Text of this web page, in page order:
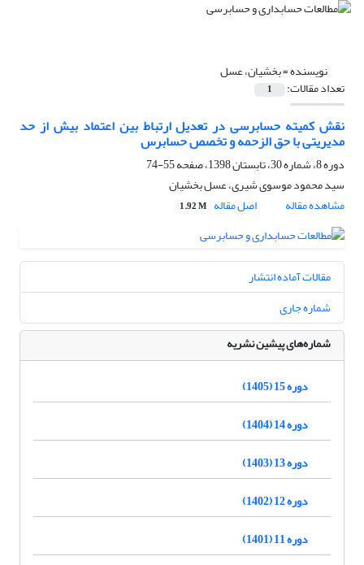
نویسنده =بخشیان، عسل
تعداد مقالات: 1
نقش کمیته حسابرسی در تعدیل ارتباط بین اعتماد بیش از حد
مدیریتی با حق الزحمه و تخصص حسابرس
دوره 8، شماره 30، تابستان 1398، صفحه
55-74
سید محمود موسوی شیری، عسل بخشیان
مشاهده مقاله
اصل مقاله 1.92 M
مقالات آماده انتشار
شماره جاری
شماره‌های پیشین نشریه
دوره 15 (1405)
دوره 14 (1404)
دوره 13 (1403)
دوره 12 (1402)
دوره 11 (1401)